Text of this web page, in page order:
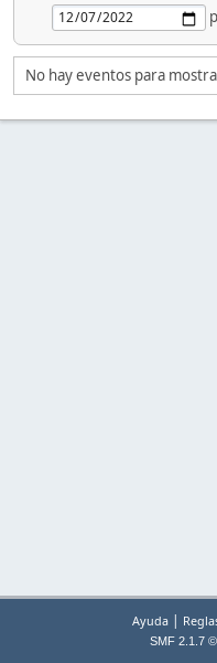
No hay eventos para
Ayuda |
SMF 2.1.7